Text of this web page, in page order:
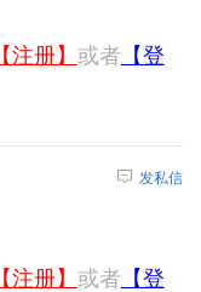
【注册】 或者 【登
发私信
【注册】 或者 【登